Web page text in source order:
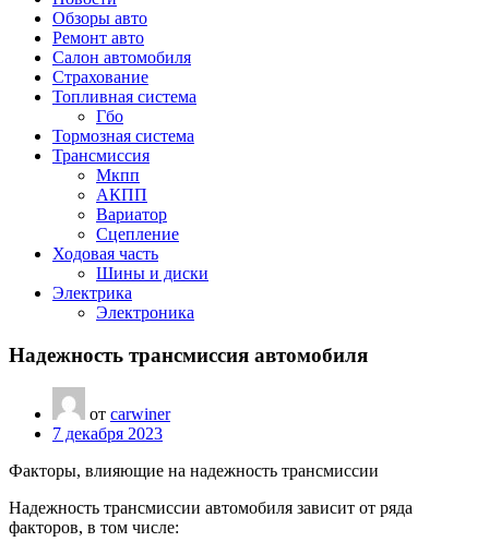
Обзоры авто
Ремонт авто
Салон автомобиля
Страхование
Топливная система
Гбо
Тормозная система
Трансмиссия
Мкпп
АКПП
Вариатор
Сцепление
Ходовая часть
Шины и диски
Электрика
Электроника
Надежность трансмиссия автомобиля
от carwiner
7 декабря 2023
Факторы, влияющие на надежность трансмиссии
Надежность трансмиссии автомобиля зависит от ряда
факторов, в том числе: